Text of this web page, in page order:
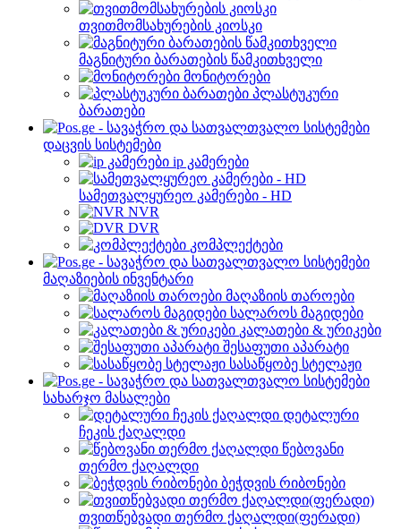
თვითმომსახურების კიოსკი
მაგნიტური ბარათების წამკითხველი
მონიტორები
პლასტუკური
ბარათები
დაცვის სისტემები
ip კამერები
სამეთვალყურეო კამერები - HD
NVR
DVR
კომპლექტები
მაღაზიების ინვენტარი
მაღაზიის თაროები
სალაროს მაგიდები
კალათები & ურიკები
შესაფუთი აპარატი
სასაწყობე სტელაჟი
სახარჯო მასალები
დეტალური
ჩეკის ქაღალდი
წებოვანი
თერმო ქაღალდი
ბეჭდვის რიბონები
თვითწებვადი თერმო ქაღალდი(ფერადი)